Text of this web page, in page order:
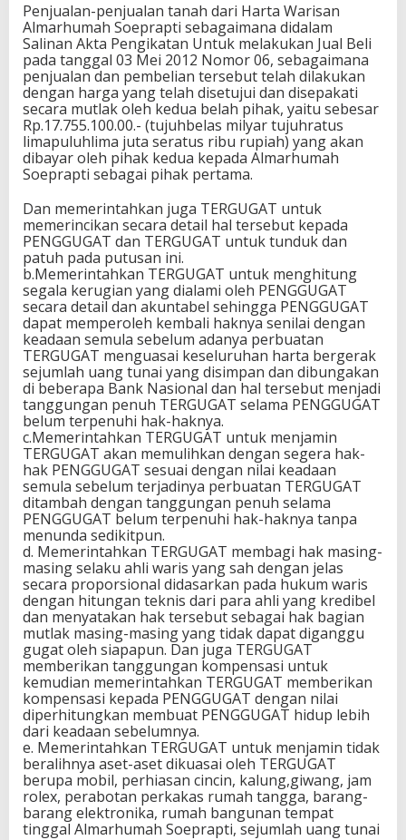
Penjualan-penjualan tanah dari Harta Warisan
Almarhumah Soeprapti sebagaimana didalam
Salinan Akta Pengikatan Untuk melakukan Jual Beli
pada tanggal 03 Mei 2012 Nomor 06, sebagaimana
penjualan dan pembelian tersebut telah dilakukan
dengan harga yang telah disetujui dan disepakati
secara mutlak oleh kedua belah pihak, yaitu sebesar
Rp.17.755.100.00.- (tujuhbelas milyar tujuhratus
limapuluhlima juta seratus ribu rupiah) yang akan
dibayar oleh pihak kedua kepada Almarhumah
Soeprapti sebagai pihak pertama.
Dan memerintahkan juga TERGUGAT untuk
memerincikan secara detail hal tersebut kepada
PENGGUGAT dan TERGUGAT untuk tunduk dan
patuh pada putusan ini.
b.Memerintahkan TERGUGAT untuk menghitung
segala kerugian yang dialami oleh PENGGUGAT
secara detail dan akuntabel sehingga PENGGUGAT
dapat memperoleh kembali haknya senilai dengan
keadaan semula sebelum adanya perbuatan
TERGUGAT menguasai keseluruhan harta bergerak
sejumlah uang tunai yang disimpan dan dibungakan
di beberapa Bank Nasional dan hal tersebut menjadi
tanggungan penuh TERGUGAT selama PENGGUGAT
belum terpenuhi hak-haknya.
c.Memerintahkan TERGUGAT untuk menjamin
TERGUGAT akan memulihkan dengan segera hak-
hak PENGGUGAT sesuai dengan nilai keadaan
semula sebelum terjadinya perbuatan TERGUGAT
ditambah dengan tanggungan penuh selama
PENGGUGAT belum terpenuhi hak-haknya tanpa
menunda sedikitpun.
d. Memerintahkan TERGUGAT membagi hak masing-
masing selaku ahli waris yang sah dengan jelas
secara proporsional didasarkan pada hukum waris
dengan hitungan teknis dari para ahli yang kredibel
dan menyatakan hak tersebut sebagai hak bagian
mutlak masing-masing yang tidak dapat diganggu
gugat oleh siapapun. Dan juga TERGUGAT
memberikan tanggungan kompensasi untuk
kemudian memerintahkan TERGUGAT memberikan
kompensasi kepada PENGGUGAT dengan nilai
diperhitungkan membuat PENGGUGAT hidup lebih
dari keadaan sebelumnya.
e. Memerintahkan TERGUGAT untuk menjamin tidak
beralihnya aset-aset dikuasai oleh TERGUGAT
berupa mobil, perhiasan cincin, kalung,giwang, jam
rolex, perabotan perkakas rumah tangga, barang-
barang elektronika, rumah bangunan tempat
tinggal Almarhumah Soeprapti, sejumlah uang tunai